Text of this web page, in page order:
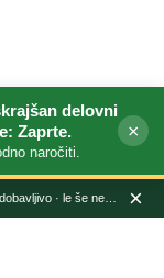
delovni
Zaprte.
naročiti.
×
· le še nekaj dni ×